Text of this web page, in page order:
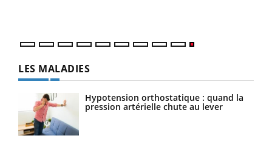
LES MALADIES
Hypotension orthostatique : quand la
pression artérielle chute au lever